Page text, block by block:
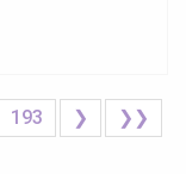
193 ❯ ❯❯